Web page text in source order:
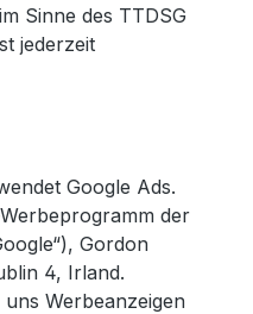
Sinne des TTDSG
jederzeit
Google Ads.
der
Gordon
4, Irland.
Werbeanzeigen